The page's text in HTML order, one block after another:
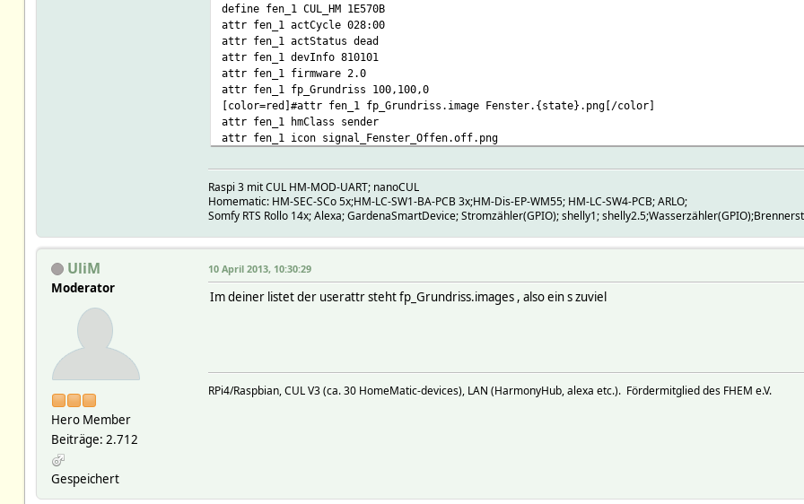
define fen_1 CUL_HM 1E570B
attr fen_1 actCycle 028:00
attr fen_1 actStatus dead
attr fen_1 devInfo 810101
attr fen_1 firmware 2.0
attr fen_1 fp_Grundriss 100,100,0
[color=red]#attr fen_1 fp_Grundriss.image Fenster.{state}.png[/color]
attr fen_1 hmClass sender
attr fen_1 icon signal_Fenster_Offen.off.png
attr fen_1 protLastRcv 2013-04-06 17:47:28
attr fen_1 protSndCnt 2
attr fen_1 protSndLast 2013-04-04 19:24:47
attr fen_1 room CUL_HM
attr fen_1 subType threeStateSensor
define FileLog_fen_1 FileLog /var/log/fhem/fen_1-%Y.log fen_1
attr FileLog_fen_1 logtype text
attr FileLog_fen_1 room CUL_HM
attr Grundriss fp_arrange 1
Raspi 3 mit CUL HM-MOD-UART; nanoCUL
Homematic: HM-SEC-SCo 5x;HM-LC-SW1-BA-PCB 3x;HM-Dis-EP-WM55; HM-LC-SW4-PCB; ARLO;
Somfy RTS Rollo 14x; Alexa; GardenaSmartDevice; Stromzähler(GPIO); shelly1;
UliM
Moderator
Hero Member
Beiträge: 2.712
Gespeichert
10 April 2013, 10:30:29
Im deiner listet der userattr steht fp_Grundriss.images , also ein s zuviel
RPi4/Raspbian, CUL V3 (ca. 30 HomeMatic-devices), LAN (HarmonyHub, alexa etc.). Fördermitglied des FHEM e.V.